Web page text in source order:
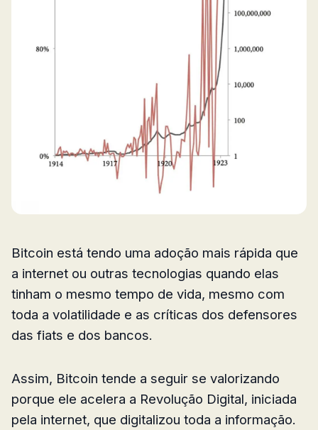
Bitcoin está tendo uma adoção mais rápida que
a internet ou outras tecnologias quando elas
tinham o mesmo tempo de vida, mesmo com
toda a volatilidade e as críticas dos defensores
das fiats e dos bancos.
Assim, Bitcoin tende a seguir se valorizando
porque ele acelera a Revolução Digital, iniciada
pela internet, que digitalizou toda a informação.